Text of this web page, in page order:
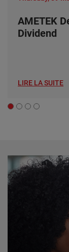
AMETEK
Dividend
LIRE LA SUITE